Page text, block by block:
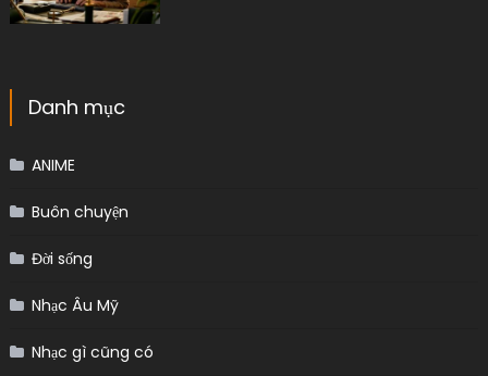
Danh mục
ANIME
Buôn chuyện
Đời sống
Nhạc Âu Mỹ
Nhạc gì cũng có